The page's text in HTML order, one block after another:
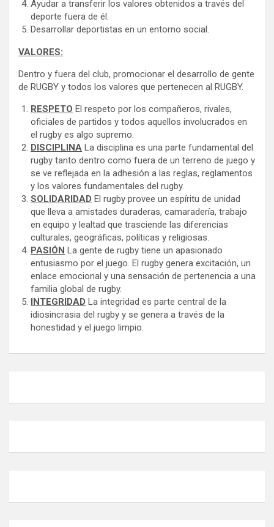
Ayudar a transferir los valores obtenidos a través del
deporte fuera de él.
Desarrollar deportistas en un entorno social.
VALORES:
Dentro y fuera del club, promocionar el desarrollo de gente
de RUGBY y todos los valores que pertenecen al RUGBY.
RESPETO El respeto por los compañeros, rivales,
oficiales de partidos y todos aquellos involucrados en
el rugby es algo supremo.
DISCIPLINA La disciplina es una parte fundamental del
rugby tanto dentro como fuera de un terreno de juego y
se ve reflejada en la adhesión a las reglas, reglamentos
y los valores fundamentales del rugby.
SOLIDARIDAD El rugby provee un espíritu de unidad
que lleva a amistades duraderas, camaradería, trabajo
en equipo y lealtad que trasciende las diferencias
culturales, geográficas, políticas y religiosas.
PASIÓN La gente de rugby tiene un apasionado
entusiasmo por el juego. El rugby genera excitación, un
enlace emocional y una sensación de pertenencia a una
familia global de rugby.
INTEGRIDAD La integridad es parte central de la
idiosincrasia del rugby y se genera a través de la
honestidad y el juego limpio.